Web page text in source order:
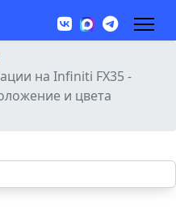
на Infiniti FX35 -
и цвета